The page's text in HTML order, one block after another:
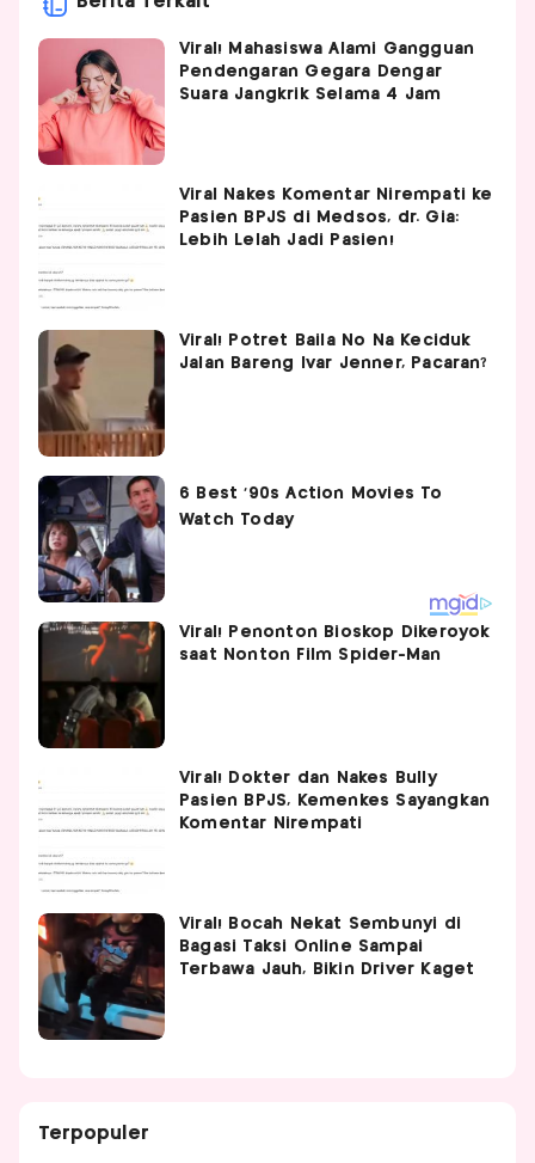
Viral! Mahasiswa Alami Gangguan
Pendengaran Gegara Dengar
Suara Jangkrik Selama 4 Jam
Viral Nakes Komentar Nirempati ke
Pasien BPJS di Medsos, dr. Gia:
Lebih Lelah Jadi Pasien!
Viral! Potret Baila No Na Keciduk
Jalan Bareng Ivar Jenner, Pacaran?
Viral! Penonton Bioskop Dikeroyok
saat Nonton Film Spider-Man
Viral! Dokter dan Nakes Bully
Pasien BPJS, Kemenkes Sayangkan
Komentar Nirempati
Viral! Bocah Nekat Sembunyi di
Bagasi Taksi Online Sampai
Terbawa Jauh, Bikin Driver Kaget
Terpopuler